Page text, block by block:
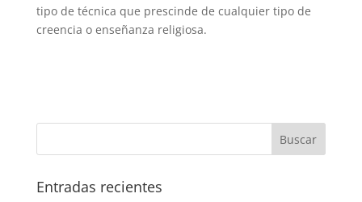
tipo de técnica que prescinde de cualquier tipo de
creencia o enseñanza religiosa.
Entradas recientes